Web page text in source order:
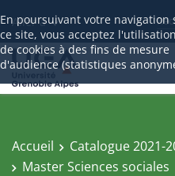
En poursuivant votre navigation
ce site, vous acceptez l'utilisation
de cookies à des fins de mesure
d'audience (statistiques
Aller à
Accueil Catalogue 2021-
Master Sciences sociales